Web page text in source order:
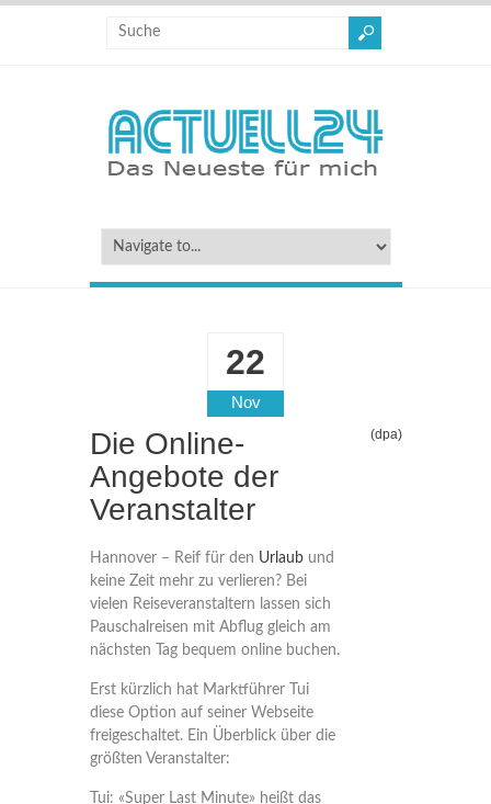
22
Nov
Die Online-
Angebote der
Veranstalter
(dpa)
Hannover – Reif für den Urlaubund
keine Zeit mehr zu verlieren? Bei
vielen Reiseveranstaltern lassen sich
Pauschalreisen mit Abflug gleich am
nächsten Tag bequem online buchen.
Erst kürzlich hat Marktführer Tui
diese Option auf seiner Webseite
freigeschaltet. Ein Überblick über die
größten Veranstalter:
Tui: «Super Last Minute» heißt das